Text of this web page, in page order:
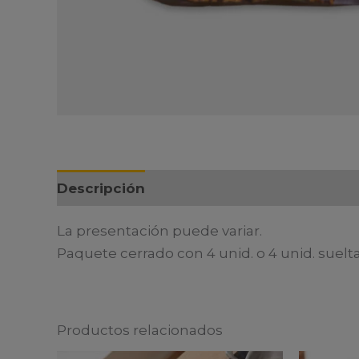
Descripción
La presentación puede variar.
Paquete cerrado con 4 unid. o 4 unid.
Productos relacionados